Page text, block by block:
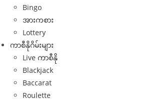
Bingo
အားကစား
Lottery
ကာစီနိုဂိမ်းများ
Live ကာစီနို
Blackjack
Baccarat
Roulette